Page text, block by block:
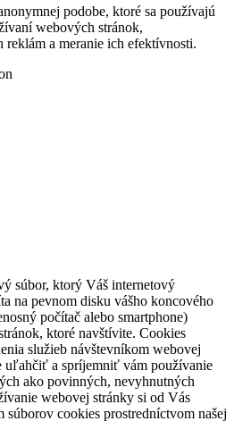
podobe, ktoré sa používajú
webových stránok,
a meranie ich efektívnosti.
súbor, ktorý Váš internetový
na pevnom disku vášho koncového
počítač alebo smartphone)
ktoré navštívite. Cookies
služieb návštevníkom webovej
uľahčiť a spríjemniť vám používanie
ako povinných, nevyhnutných
webovej stránky si od Vás
súborov cookies prostredníctvom našej